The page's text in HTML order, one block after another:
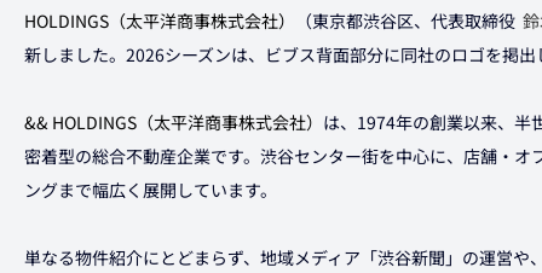
HOLDINGS（太平洋商事株式会社）
（東京都渋谷区、代表取締役
新しました。2026シーズンは、ビブス背面部分に同社のロゴを掲
&& HOLDINGS（太平洋商事株式会社） は、1974年の創業以来、半
密着型の総合不動産企業です。渋谷センター街を中心に、店舗・
ングまで幅広く展開しています。
単なる物件紹介にとどまらず、地域メディア「渋谷新聞」の運営